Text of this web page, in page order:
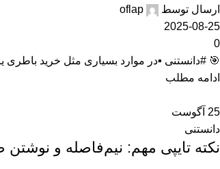
ارسال توسط
oflap
2025-08-25
0
🎯 #دانستنی ▪️در موارد بسیاری مثل خرید باطری
ادامه مطلب
25 آگوست
دانستنی
نکته تایپی مهم: نیم‌فاصله و